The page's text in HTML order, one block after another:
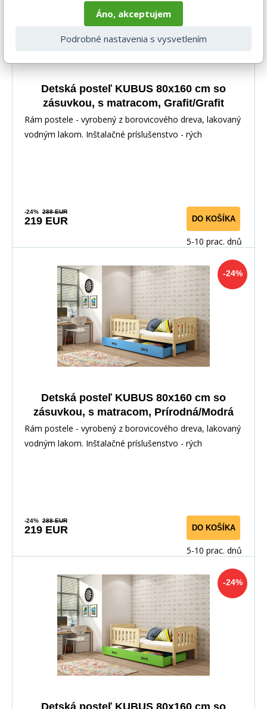
Detská posteľ KUBUS 80x160 cm so
zásuvkou, s matracom, Grafit/Grafit
Rám postele - vyrobený z borovicového dreva, lakovaný
vodným lakom. Inštalačné príslušenstvo - rých
-24% 288 EUR
219 EUR DO KOŠÍKA
5-10 prac. dnů
-24%
Detská posteľ KUBUS 80x160 cm so
zásuvkou, s matracom, Prírodná/Modrá
Rám postele - vyrobený z borovicového dreva, lakovaný
vodným lakom. Inštalačné príslušenstvo - rých
-24% 288 EUR
219 EUR DO KOŠÍKA
5-10 prac. dnů
-24%
Detská posteľ KUBUS 80x160 cm so
Áno, akceptujem
Podrobné nastavenia s vysvetlením